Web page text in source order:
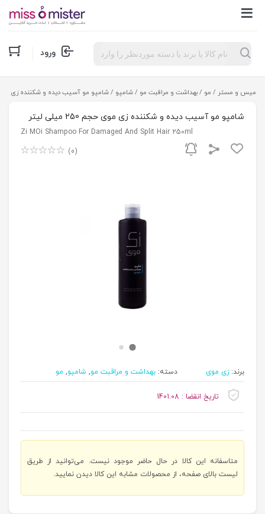
Products
search ورود
میس و مستر / مو /بهداشت و مراقبت مو /شامپو / شامپو مو آسیب دیده و شکننده زی موی حجم 250
شامپو مو آسیب دیده و شکننده زی موی حجم 250 میلی لیتر
Zi MOi Shampoo For Damaged And Split Hair 250ml
(0)
برند: زی موی دسته:بهداشت و مراقبت مو, شامپو, مو
تاریخ انقضا : 1401.08
متاسفانه این کالا در حال حاضر موجود نیست. می‌توانید از طریق
لیست بالای صفحه، از محصولات مشابه این کالا دیدن نمایید.